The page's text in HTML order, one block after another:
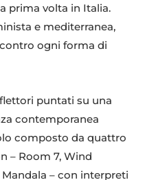
prima volta in Italia.
e mediterranea,
ogni forma di
puntati su una
contemporanea
composto da quattro
– Room 7, Wind
– con interpreti